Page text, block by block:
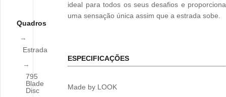
ideal para todos os seus desafios e proporciona
uma sensação única assim que a estrada sobe.
ESPECIFICAÇÕES
Made by LOOK
Quadros
Estrada
795
Blade
Disc